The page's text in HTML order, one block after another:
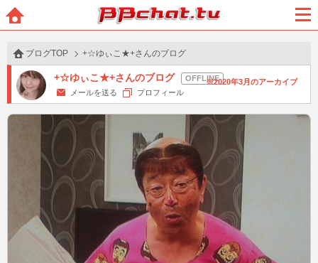
BBchatTV
ブログTOP +☆ゆぃこ★+さんのブログ
+☆ゆぃこ★+さんのブログ
2020年3月のアーカイブ
メールを送る
プロフィール